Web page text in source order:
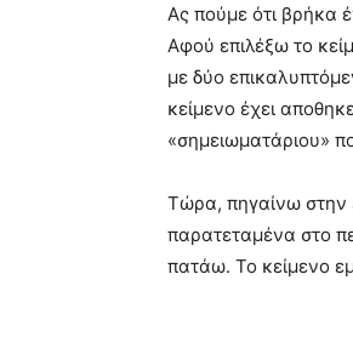
Ας πούμε ότι βρήκα
Αφού επιλέξω το
με δύο
κείμενο έχει
«σημειωματάριου»
Τώρα, πηγαίνω στην
παρατεταμένα στο
πατάω. Το κείμενο